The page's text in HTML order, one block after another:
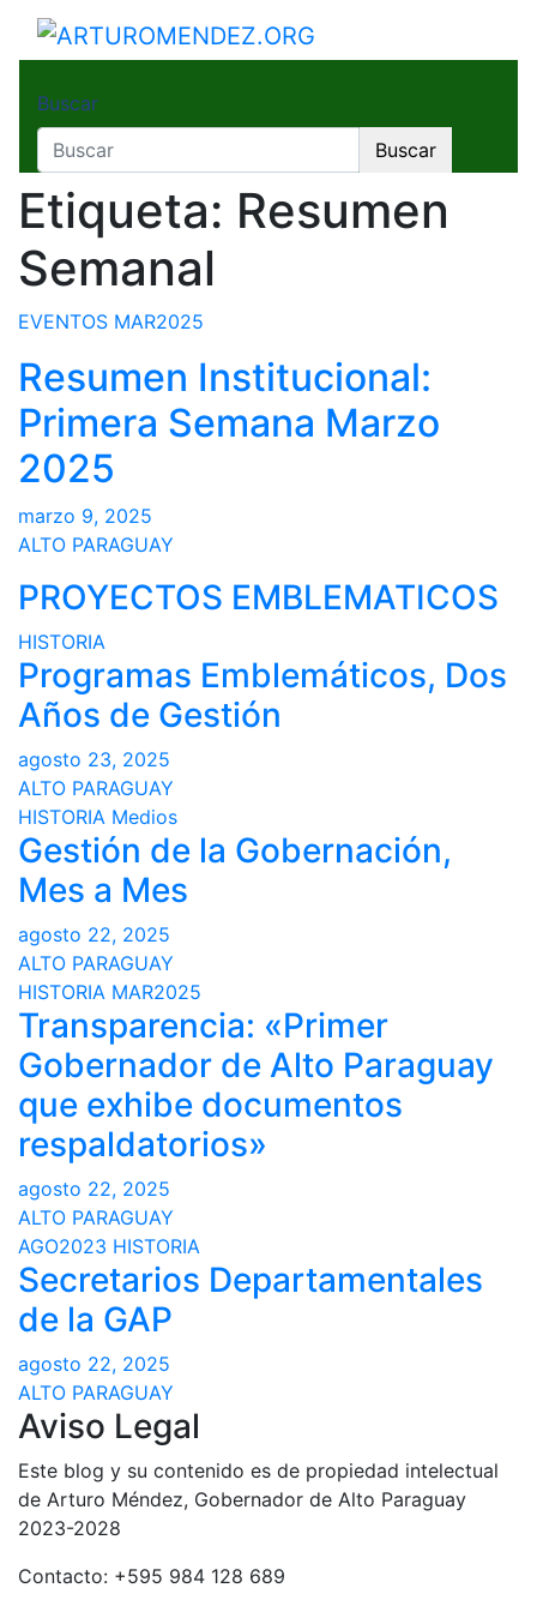
Saltar
ARTUROMENDEZ.ORG
Buscar
Buscar
Etiqueta: Resumen
Semanal
EVENTOS MAR2025
Resumen Institucional:
Primera Semana Marzo
2025
marzo 9, 2025
ALTO PARAGUAY
PROYECTOS EMBLEMATICOS
HISTORIA
Programas Emblemáticos, Dos
Años de Gestión
agosto 23, 2025
ALTO PARAGUAY
HISTORIA Medios
Gestión de la Gobernación,
Mes a Mes
agosto 22, 2025
ALTO PARAGUAY
HISTORIA MAR2025
Transparencia: «Primer
Gobernador de Alto Paraguay
que exhibe documentos
respaldatorios»
agosto 22, 2025
ALTO PARAGUAY
AGO2023 HISTORIA
Secretarios Departamentales
de la GAP
agosto 22, 2025
ALTO PARAGUAY
Aviso Legal
Este blog y su contenido es de propiedad intelectual
de Arturo Méndez, Gobernador de Alto Paraguay
2023-2028
Contacto: +595 984 128 689